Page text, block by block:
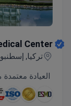
Center
تركيا,
العيادة